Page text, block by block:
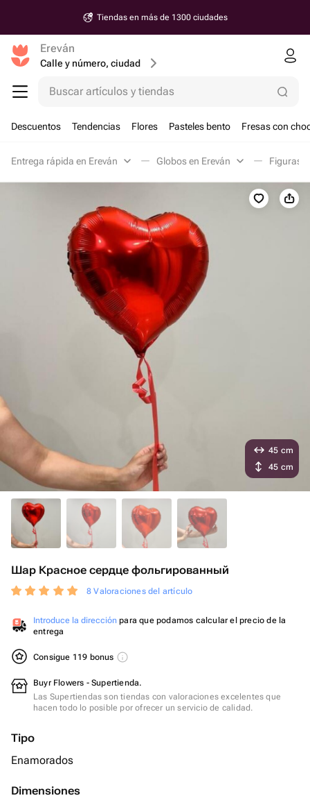
Tiendas en más de 1300 ciudades
Ereván
Calle y número, ciudad
Buscar artículos y tiendas
Descuentos Tendencias Flores Pasteles bento Fresas con
Entrega rápida en Ereván Globos en Ereván Figuras
Шар Красное сердце фольгированный
8 Valoraciones del artículo
Introduce la dirección para que podamos calcular el precio de la
entrega
Consigue 119 bonus
Buyr Flowers - Supertienda.
Las Supertiendas son tiendas con valoraciones excelentes que
hacen todo lo posible por ofrecer un servicio de calidad.
Tipo
Enamorados
Dimensiones
45 cm
45 cm